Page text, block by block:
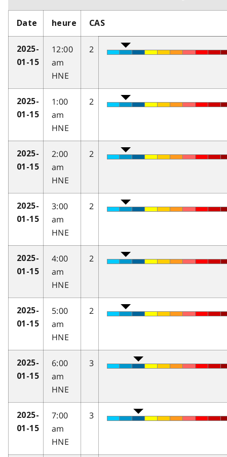
Date heure CAS
2025-
01-15
12:00
am
HNE
2
2025-
01-15
1:00
am
HNE
2
2025-
01-15
2:00
am
HNE
2
2025-
01-15
3:00
am
HNE
2
2025-
01-15
4:00
am
HNE
2
2025-
01-15
5:00
am
HNE
2
2025-
01-15
6:00
am
HNE
3
2025-
01-15
7:00
am
HNE
3